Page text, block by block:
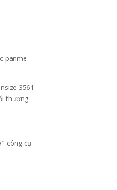
panme
3561
thượng
công cụ